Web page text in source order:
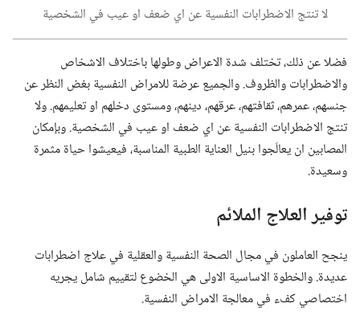
لا تنتج الاضطرابات النفسية عن اي ضعف او عيب في الشخصية
فضلا عن ذلك،‏ تختلف شدة الاعراض وطولها باختلاف الاشخاص
والاضطرابات والظروف.‏ والجميع عرضة للامراض النفسية بغض النظر عن
جنسهم،‏ عمرهم،‏ ثقافتهم،‏ عرقهم،‏ دينهم،‏ ومستوى دخلهم او تعليمهم.‏ ولا
تنتج الاضطرابات النفسية عن اي ضعف او عيب في الشخصية.‏ وبإمكان
المصابين ان يعالَجوا بنيل العناية الطبية المناسبة،‏ فيعيشوا حياة مثمرة
وسعيدة.‏
توفير العلاج الملائم
ينجح العاملون في مجال الصحة النفسية والعقلية في علاج اضطرابات
عديدة.‏ والخطوة الاساسية الاولى هي الخضوع لتقييم شامل يجريه
اختصاصي كفء في معالجة الامراض النفسية.‏